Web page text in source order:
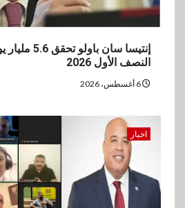
إنتيسا سان
النصف الأول 2026
اخبار